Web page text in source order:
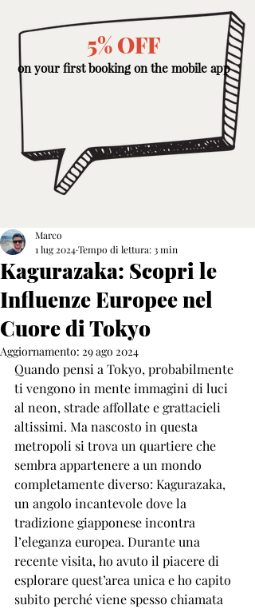
5% OFF
on your first booking on the mobile app
Kagurazaka: Scopri le
Influenze Europee nel
Cuore di Tokyo
Marco
1 lug 2024Tempo di lettura: 3 min
Aggiornamento: 29 ago 2024
Quando pensi a Tokyo, probabilmente
ti vengono in mente immagini di luci
al neon, strade affollate e grattacieli
altissimi. Ma nascosto in questa
metropoli si trova un quartiere che
sembra appartenere a un mondo
completamente diverso: Kagurazaka,
un angolo incantevole dove la
tradizione giapponese incontra
l’eleganza europea. Durante una
recente visita, ho avuto il piacere di
esplorare quest’area unica e ho capito
subito perché viene spesso chiamata